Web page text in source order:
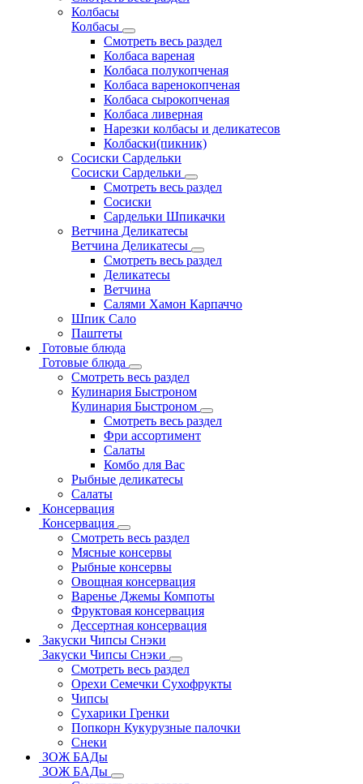
Колбасы
Колбасы
Смотреть весь раздел
Колбаса вареная
Колбаса полукопченая
Колбаса варенокопченая
Колбаса сырокопченая
Колбаса ливерная
Нарезки колбасы и деликатесов
Колбаски(пикник)
Сосиски Сардельки
Сосиски Сардельки
Смотреть весь раздел
Сосиски
Сардельки Шпикачки
Ветчина Деликатесы
Ветчина Деликатесы
Смотреть весь раздел
Деликатесы
Ветчина
Салями Хамон Карпаччо
Шпик Сало
Паштеты
Готовые блюда
Готовые блюда
Смотреть весь раздел
Кулинария Быстроном
Кулинария Быстроном
Смотреть весь раздел
Фри ассортимент
Салаты
Комбо для Вас
Рыбные деликатесы
Салаты
Консервация
Консервация
Смотреть весь раздел
Мясные консервы
Рыбные консервы
Овощная консервация
Варенье Джемы Компоты
Фруктовая консервация
Дессертная консервация
Закуски Чипсы Снэки
Закуски Чипсы Снэки
Смотреть весь раздел
Орехи Семечки Сухофрукты
Чипсы
Сухарики Гренки
Попкорн Кукурузные палочки
Снеки
ЗОЖ БАДы
ЗОЖ БАДы